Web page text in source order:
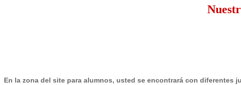
En la zona del site para alumnos, usted se encontrará con